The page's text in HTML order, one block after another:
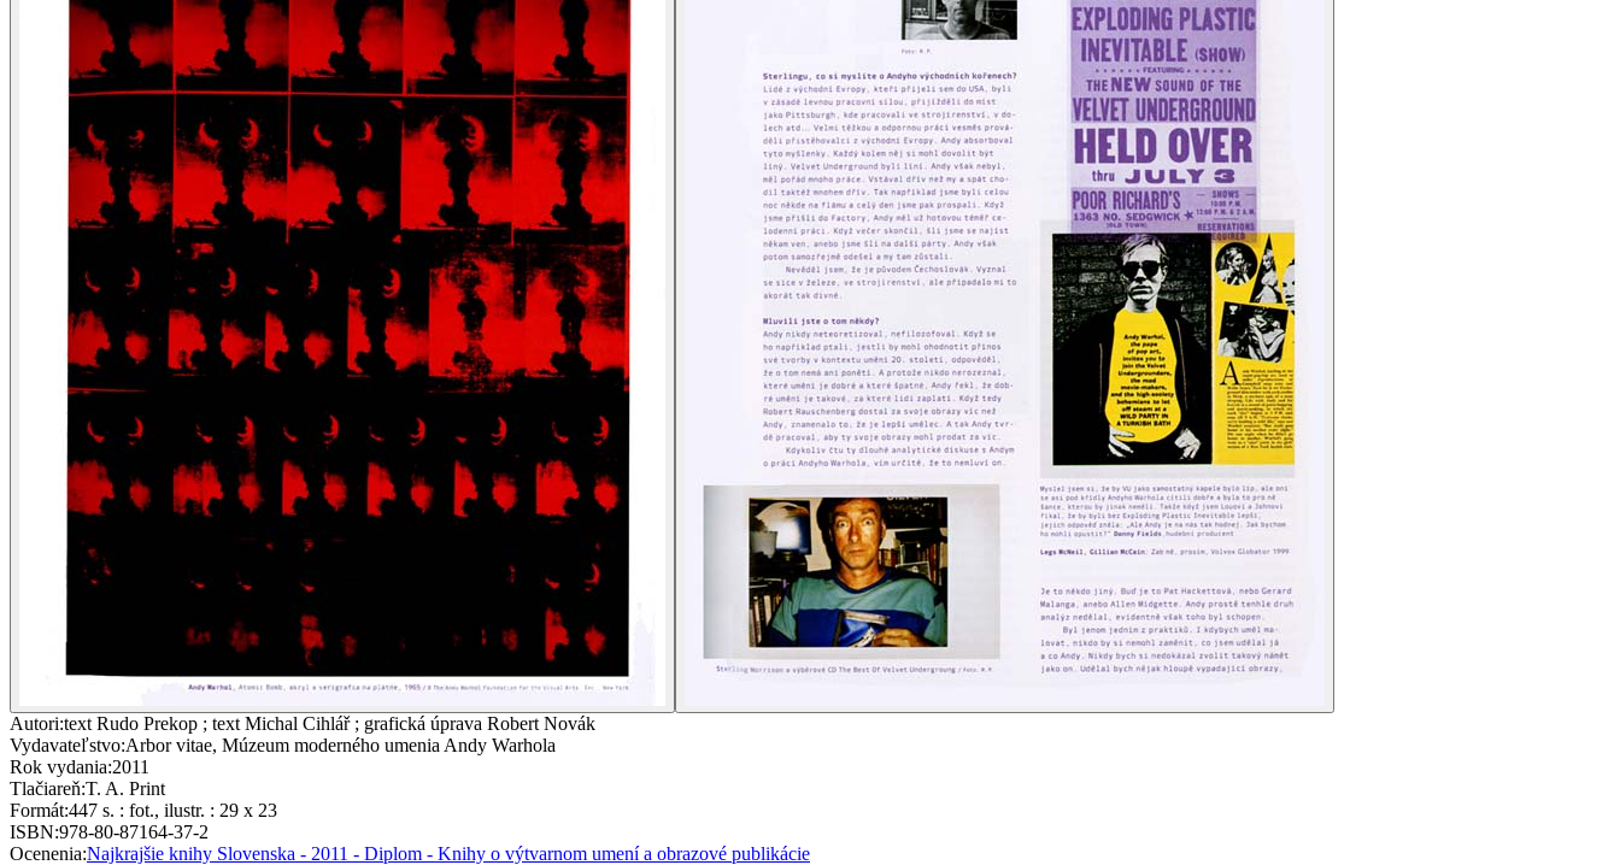
Autori:text Rudo Prekop ; text Michal Cihlář ; grafická úprava Robert Novák
Vydavateľstvo:Arbor vitae, Múzeum moderného umenia Andy Warhola
Rok vydania:2011
Tlačiareň:T. A. Print
Formát:447 s. : fot., ilustr. : 29 x 23
ISBN:978-80-87164-37-2
Ocenenia:Najkrajšie knihy Slovenska - 2011 - Diplom - Knihy o výtvarnom umení a obrazové publikácie